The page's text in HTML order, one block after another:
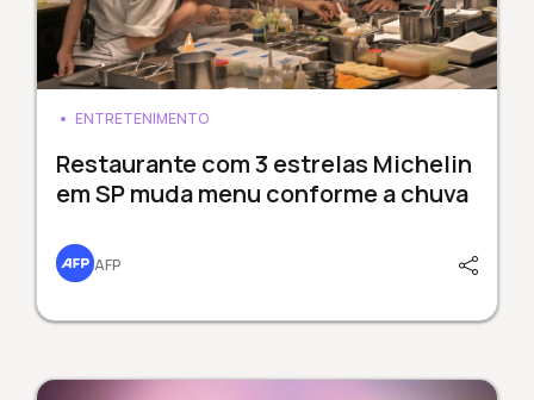
ENTRETENIMENTO
Restaurante com 3 estrelas Michelin
em SP muda menu conforme a chuva
AFP